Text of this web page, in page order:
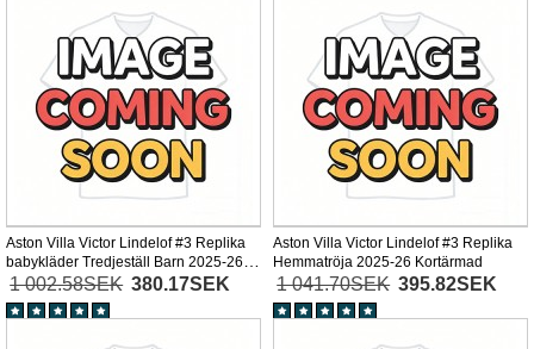
Aston Villa Victor Lindelof #3 Replika
babykläder Tredjeställ Barn 2025-26
Kortärmad (+ korta byxor)
1 002.58SEK 380.17SEK
Aston Villa Victor Lindelof #3 Replika
Hemmatröja 2025-26 Kortärmad
1 041.70SEK 395.82SEK